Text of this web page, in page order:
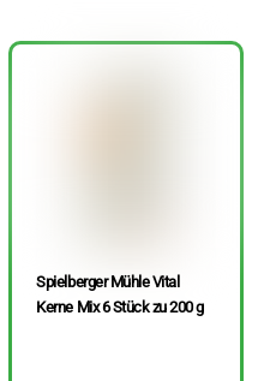
Spielberger Mühle Vital
Kerne Mix 6 Stück zu 200 g